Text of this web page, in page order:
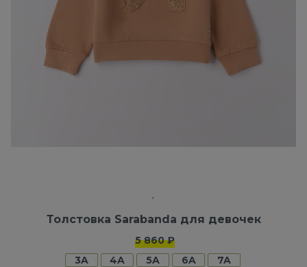
Толстовка Sarabanda для девочек
5 860 ₽
3A
4A 5A 6A 7A